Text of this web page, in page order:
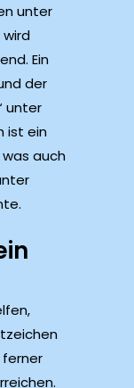
unter
Ein
der
unter
ist ein
auch